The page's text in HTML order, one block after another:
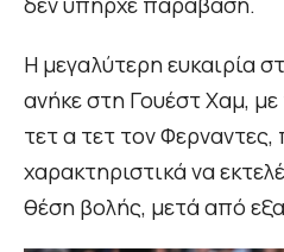
Η μεγαλύτερη ευκαιρία
ανήκε στη Γουέστ Χαμ, με
τετ α τετ τον
χαρακτηριστικά να
θέση βολής, μετά από